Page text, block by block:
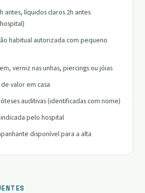
antes, líquidos claros 2h antes
habitual autorizada com pequeno
verniz nas unhas, piercings ou jóias
valor em casa
auditivas (identificadas com nome)
pelo hospital
disponível para a alta